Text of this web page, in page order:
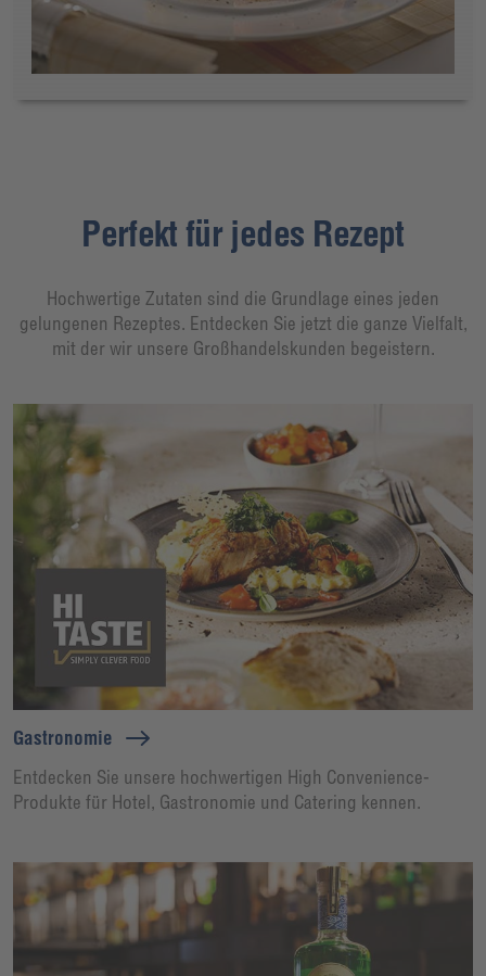
Perfekt für jedes Rezept
Hochwertige Zutaten sind die Grundlage eines jeden
gelungenen Rezeptes. Entdecken Sie jetzt die ganze Vielfalt,
mit der wir unsere Großhandelskunden begeistern.
Gastronomie
Entdecken Sie unsere hochwertigen High Convenience-
Produkte für Hotel, Gastronomie und Catering kennen.